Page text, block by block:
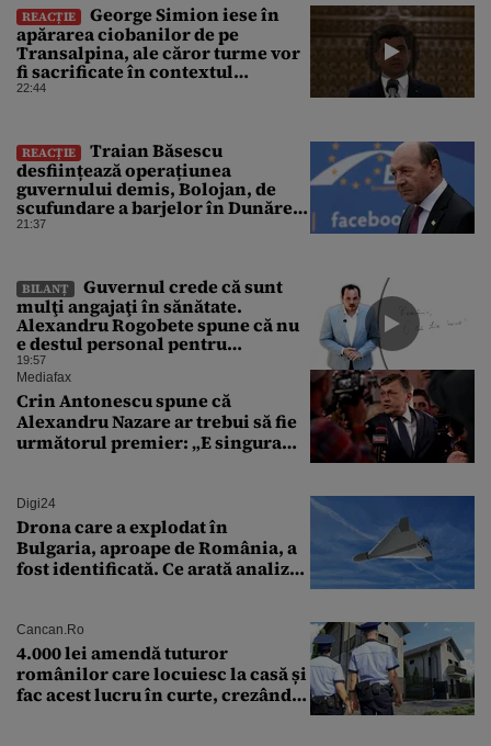
REACȚIE
George Simion iese în
apărarea ciobanilor de pe
Transalpina, ale căror turme vor
fi sacrificate în contextul
focarului de variolă ovină
22:44
REACȚIE
Traian Băsescu
desființează operațiunea
guvernului demis, Bolojan, de
scufundare a barjelor în Dunăre:
„Este o improvizație”
21:37
BILANȚ
Guvernul crede că sunt
mulţi angajaţi în sănătate.
Alexandru Rogobete spune că nu
e destul personal pentru
combaterea infecţiilor
nosocomiale
19:57
Mediafax
Crin Antonescu spune că
Alexandru Nazare ar trebui să fie
următorul premier: „E singura
Digi24
Drona care a explodat în
Bulgaria, aproape de România, a
fost identificată. Ce arată analiza
Cancan.ro
4.000 lei amendă tuturor
românilor care locuiesc la casă și
fac acest lucru în curte, crezând